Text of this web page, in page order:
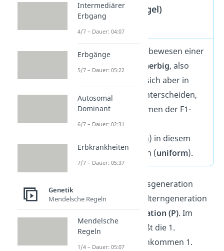
(Uniformitätsregel)
Wenn man zwei Lebewesen einer
Art kreuzt, die
reinerbig, also
, sind, sich aber in
einemMerkmal
unterscheiden,
sind die Nachkommen der F1-
Generation (1.
Tochtergeneration) in diesem
Merkmal alle gleich (uniform).
Die Ausgangsgeneration
bezeichnest du als Elterngeneration
Parentalgeneration (P). Im
Gegensatz dazu heißt die 1.
Generation der Nachkommen 1.
Intermediärer
Erbgang
4/7 – Dauer: 04:07
Erbgänge
5/7 – Dauer: 05:22
Autosomal
Dominant
6/7 – Dauer: 02:31
Erbkrankheiten
7/7 – Dauer: 05:37
Genetik
Mendelsche Regeln
Mendelsche
Regeln
1/4 – Dauer: 05:07